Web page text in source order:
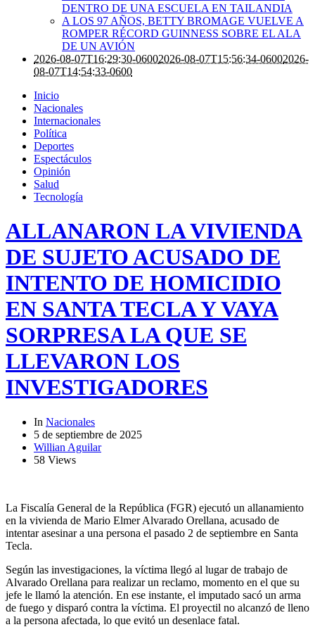
DENTRO DE UNA ESCUELA EN TAILANDIA
A LOS 97 AÑOS, BETTY BROMAGE VUELVE A
ROMPER RÉCORD GUINNESS SOBRE EL ALA
DE UN AVIÓN
2026-08-07T16:29:30-06002026-08-07T15:56:34-06002026-
08-07T14:54:33-0600
Inicio
Nacionales
Internacionales
Política
Deportes
Espectáculos
Opinión
Salud
Tecnología
ALLANARON LA VIVIENDA
DE SUJETO ACUSADO DE
INTENTO DE HOMICIDIO
EN SANTA TECLA Y VAYA
SORPRESA LA QUE SE
LLEVARON LOS
INVESTIGADORES
In Nacionales
5 de septiembre de 2025
Willian Aguilar
58 Views
La Fiscalía General de la República (FGR) ejecutó un allanamiento
en la vivienda de Mario Elmer Alvarado Orellana, acusado de
intentar asesinar a una persona el pasado 2 de septiembre en Santa
Tecla.
Según las investigaciones, la víctima llegó al lugar de trabajo de
Alvarado Orellana para realizar un reclamo, momento en el que su
jefe le llamó la atención. En ese instante, el imputado sacó un arma
de fuego y disparó contra la víctima. El proyectil no alcanzó de lleno
a la persona afectada, lo que evitó un desenlace fatal.